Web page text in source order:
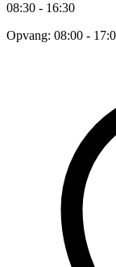
08:30 - 16:30
Opvang: 08:00 -